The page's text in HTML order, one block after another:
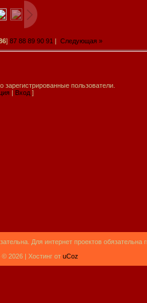
] 87 88 89 90 91 Следующая »
зарегистрированные пользователи.
| Вход ]
Для интернет проектов обязательна
© 2026 | Хостинг от uCoz